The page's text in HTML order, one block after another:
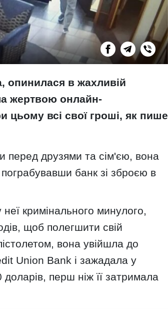
опинилася в жахливій
жертвою онлайн-
цьому всі свої гроші, як пише
перед друзями та сім'єю, вона
банк зі зброєю в
кримінального минулого,
щоб полегшити свій
вона увійшла до
Union Bank і зажадала у
доларів, перш ніж її затримала